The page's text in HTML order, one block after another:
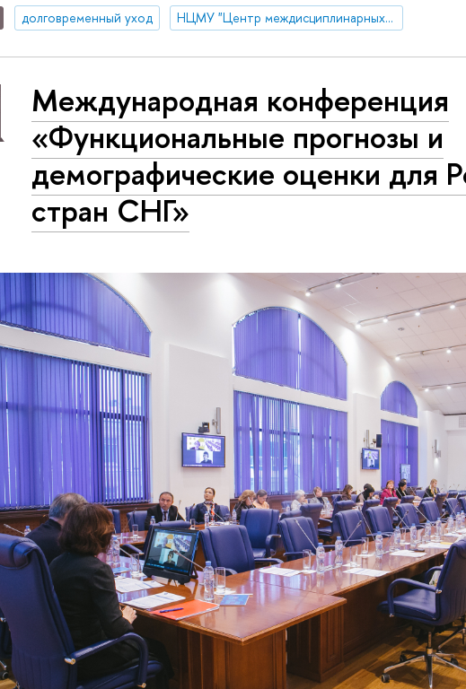
долговременный уход НЦМУ "Центр междисциплинарных исследований человеческого потенциала"
Международная конференция
«Функциональные прогнозы и
демографические оценки для
стран СНГ»